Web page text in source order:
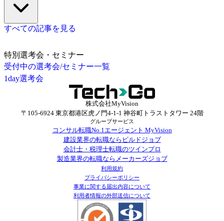
すべての記事を見る
特別選考会・セミナー
受付中の選考会/セミナー一覧
1day選考会
株式会社MyVision
〒105-6924 東京都港区虎ノ門4-1-1 神谷町トラストタワー 24階
グループサービス
コンサル転職No.1エージェント MyVision
建設業界の転職ならビルドジョブ
会計士・税理士転職のツインプロ
製造業界の転職ならメーカーズジョブ
利用規約
プライバシーポリシー
事業に関する届出内容について
利用者情報の外部送信について